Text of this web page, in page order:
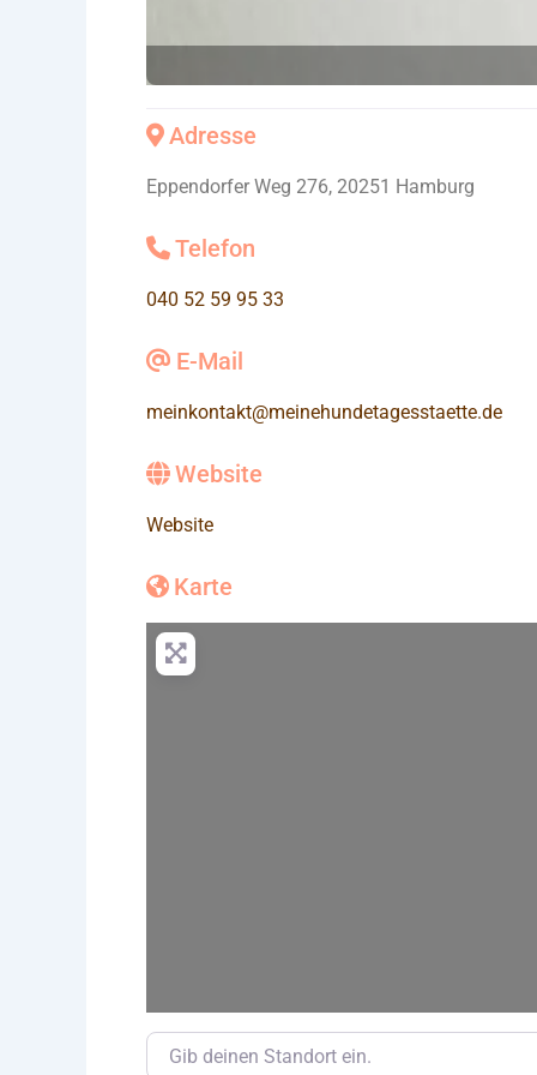
Adresse
Eppendorfer Weg 276, 20251 Hamburg
Telefon
040 52 59 95 33
E-Mail
meinkontakt@meinehundetagesstaette.de
Website
Website
Karte
Gib deinen Standort ein.